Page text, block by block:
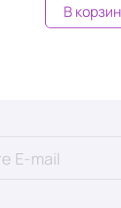
В